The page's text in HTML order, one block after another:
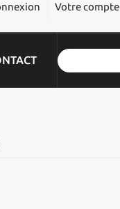
Votre compte